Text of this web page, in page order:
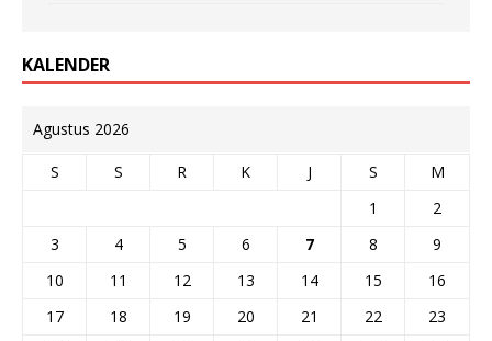
KALENDER
Agustus 2026
S S R K J S
M
1
2
3
4 5 6 7 8
9
10
11 12 13 14 15
16
17
18 19 20 21 22
23